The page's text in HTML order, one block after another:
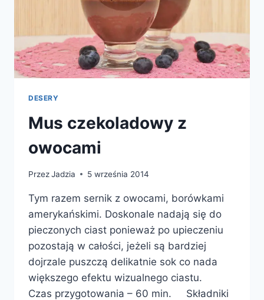
DESERY
Mus czekoladowy z
owocami
PrzezJadzia 5 września 2014
Tym razem sernik z owocami, borówkami
amerykańskimi. Doskonale nadają się do
pieczonych ciast ponieważ po upieczeniu
pozostają w całości, jeżeli są bardziej
dojrzale puszczą delikatnie sok co nada
większego efektu wizualnego ciastu.
Czas przygotowania – 60 min. Składniki